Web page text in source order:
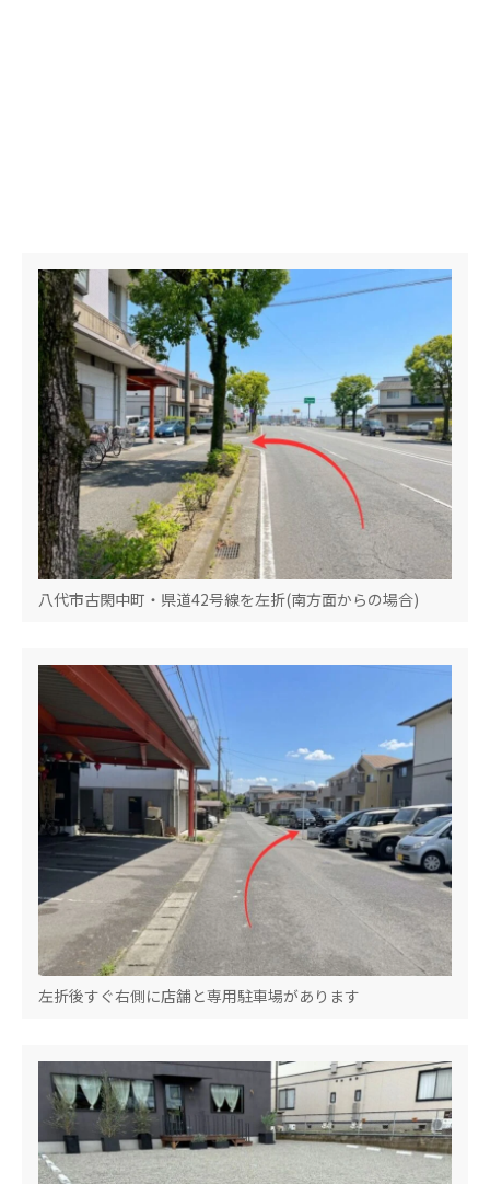
八代市古閑中町・県道42号線を左折(南方面からの場合)
左折後すぐ右側に店舗と専用駐車場があります